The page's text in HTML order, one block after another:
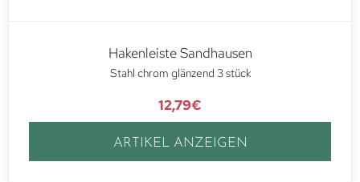
Hakenleiste Sandhausen
Stahl chrom glänzend 3 stück
12,79€
ARTIKEL ANZEIGEN